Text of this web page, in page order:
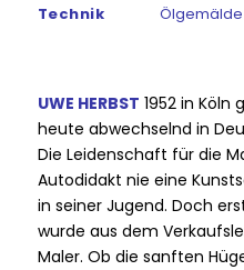
Technik Ölgemälde
UWE HERBST 1952 in
heute abwechselnd in
Die Leidenschaft für die
Autodidakt nie eine
in seiner Jugend. Doch
wurde aus dem
Maler. Ob die sanften